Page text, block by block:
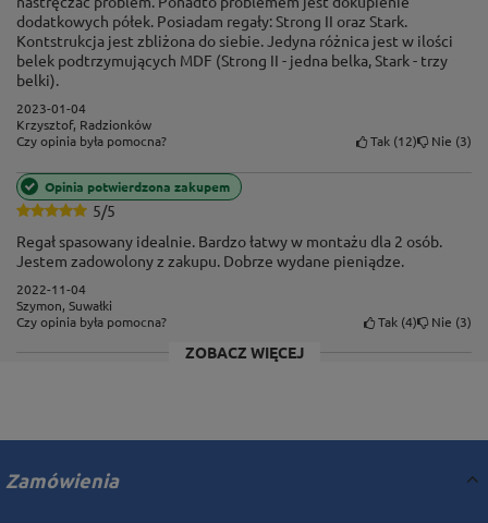
W regałach STRONG II jako wypełnienie półki
zastosowaliśmy estetyczną i znakomitą pod względem
trwałości płytę MDF. Materiał ten jest materiałem
ekologicznym, bezpiecznym dla człowieka i
przyjaznym dla środowiska. Powierzchnia płyty
zachwyca gładkością, co odróżnia ją od tanich płyt
wiórowych. Klasa higieny E1.
dodatkowych półek. Posiadam regały: Strong II oraz Stark.
Kontstrukcja jest zbliżona do siebie. Jedyna różnica jest w ilości
belek podtrzymujących MDF (Strong II - jedna belka, Stark - trzy
belki).
2023-01-04
Krzysztof, Radzionków
Czy opinia była pomocna?
Tak 12 Nie 3
5/5
Opinia potwierdzona zakupem
Regał spasowany idealnie. Bardzo łatwy w montażu dla 2 osób.
Jestem zadowolony z zakupu. Dobrze wydane pieniądze.
2022-11-04
Szymon, Suwałki
Czy opinia była pomocna?
Tak 4 Nie 3
ZOBACZ WIĘCEJ
Zamówienia